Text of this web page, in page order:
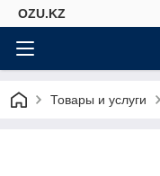
OZU.KZ
Товары и услуги